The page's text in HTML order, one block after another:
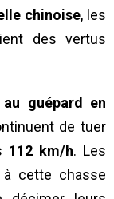
chinoise, les
des vertus
guépard en
de tuer
112 km/h. Les
cette chasse